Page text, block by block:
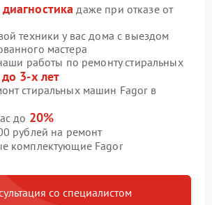
даже при отказе от
техники у вас дома с выездом
мастера
работы по ремонту стиральных
до 3-х лет
стиральных машин Fagor в
до 20%
рублей на ремонт
комплектующие Fagor
со специалистом